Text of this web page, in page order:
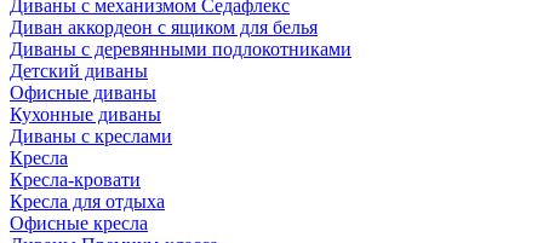
Диваны с механизмом Седафлекс
Диван аккордеон с ящиком для белья
Диваны с деревянными подлокотниками
Детский диваны
Офисные диваны
Кухонные диваны
Диваны с креслами
Кресла
Кресла-кровати
Кресла для отдыха
Офисные кресла